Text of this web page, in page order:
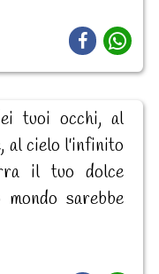
tuoi occhi, al
al cielo l'infinito
il tuo dolce
sarebbe